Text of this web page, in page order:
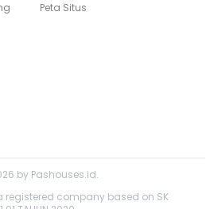
Peta Situs
by Pashouses.id.
registered company based on SK